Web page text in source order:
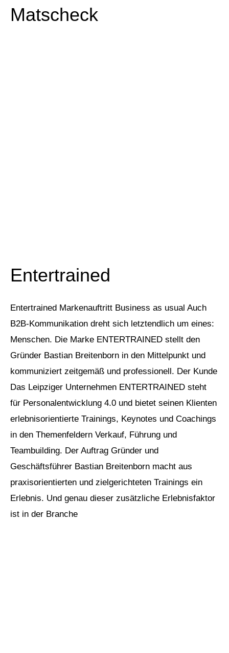
Matscheck
Entertrained
Entertrained Markenauftritt Business as usual Auch
B2B-Kommunikation dreht sich letztendlich um eines:
Menschen. Die Marke ENTERTRAINED stellt den
Gründer Bastian Breitenborn in den Mittelpunkt und
kommuniziert zeitgemäß und professionell. Der Kunde
Das Leipziger Unternehmen ENTERTRAINED steht
für Personalentwicklung 4.0 und bietet seinen Klienten
erlebnisorientierte Trainings, Keynotes und Coachings
in den Themenfeldern Verkauf, Führung und
Teambuilding. Der Auftrag Gründer und
Geschäftsführer Bastian Breitenborn macht aus
praxisorientierten und zielgerichteten Trainings ein
Erlebnis. Und genau dieser zusätzliche Erlebnisfaktor
ist in der Branche